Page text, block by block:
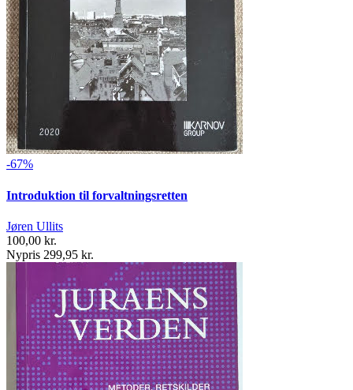
-67%
Introduktion til forvaltningsretten
Jøren Ullits
100,00 kr.
Nypris 299,95 kr.